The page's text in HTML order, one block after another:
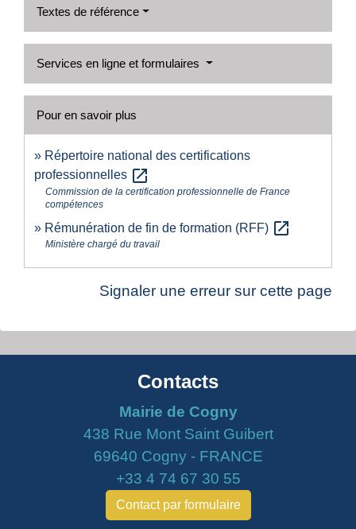
Textes de référence
Services en ligne et formulaires
Pour en savoir plus
Répertoire national des certifications
professionnelles open_in_new
Commission de la certification professionnelle de France
compétences
Rémunération de fin de formation (RFF) open_in_new
Ministère chargé du travail
Signaler une erreur sur cette page
Contacts
Mairie de Cogny
438 Rue Mont Saint Guibert
69640 Cogny - FRANCE
+33 4 74 67 30 55
Contact par formulaire